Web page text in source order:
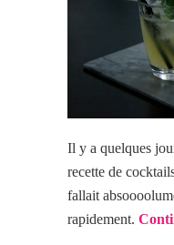
Il y a quelques
recette de
fallait
rapidement.